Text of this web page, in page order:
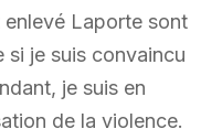
enlevé Laporte sont
si je suis convaincu
je suis en
de la violence.